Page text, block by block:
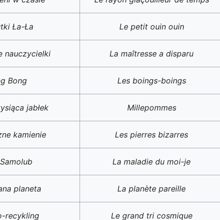
Ła-Ła Le petit ouin ouin
nauczycielki La maîtresse a disparu
Bong Les boings-boings
jabłek Millepommes
kamienie Les pierres bizarres
La maladie du moi-je
planeta La planète pareille
recykling Le grand tri cosmique